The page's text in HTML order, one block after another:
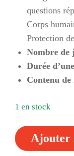
questions
Corps
Protection
Nombre de
Durée
Contenu de
1 en stock
QUANTITÉ
DE
C'EST
Ajouter